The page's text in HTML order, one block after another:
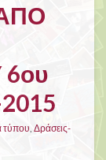
τύπου, Δράσεις-